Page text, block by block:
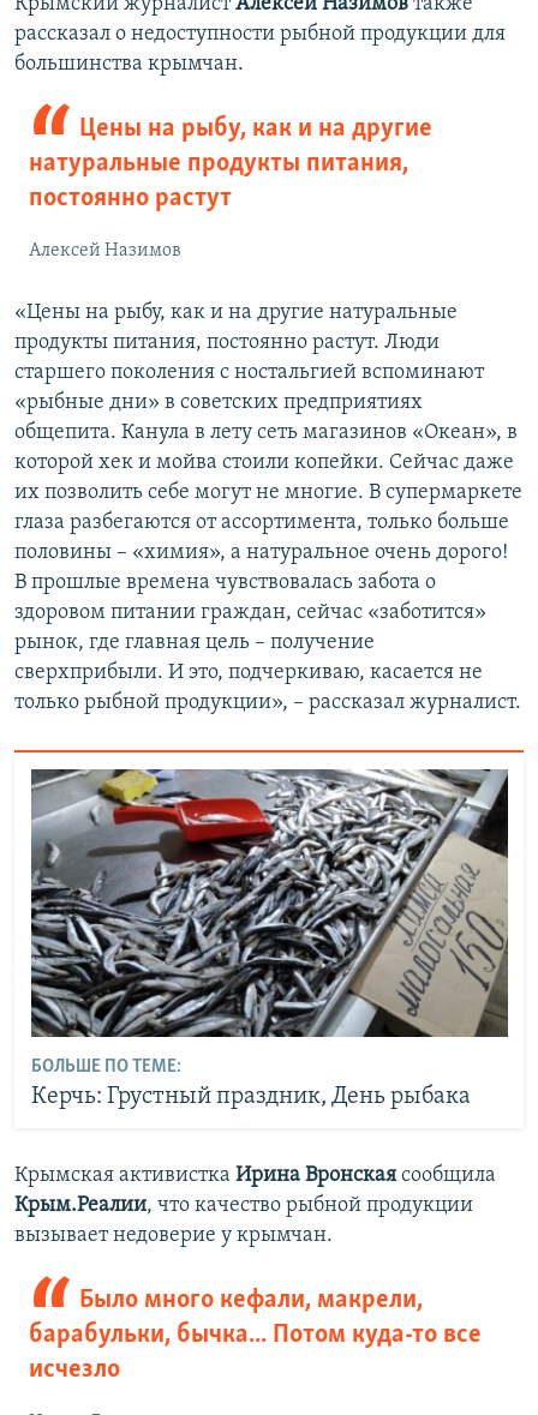
рассказал о недоступности рыбной продукции для
большинства крымчан.
Цены на рыбу, как и на другие
натуральные продукты питания,
постоянно растут
Алексей Назимов
«Цены на рыбу, как и на другие натуральные
продукты питания, постоянно растут. Люди
старшего поколения с ностальгией вспоминают
«рыбные дни» в советских предприятиях
общепита. Канула в лету сеть магазинов «Океан», в
которой хек и мойва стоили копейки. Сейчас даже
их позволить себе могут не многие. В супермаркете
глаза разбегаются от ассортимента, только больше
половины – «химия», а натуральное очень дорого!
В прошлые времена чувствовалась забота о
здоровом питании граждан, сейчас «заботится»
рынок, где главная цель – получение
сверхприбыли. И это, подчеркиваю, касается не
только рыбной продукции», – рассказал журналист.
БОЛЬШЕ ПО ТЕМЕ:
Керчь: Грустный праздник, День рыбака
Крымская активистка Ирина Вронская сообщила
Крым.Реалии, что качество рыбной продукции
вызывает недоверие у крымчан.
Было много кефали, макрели,
барабульки, бычка... Потом куда-то все
исчезло